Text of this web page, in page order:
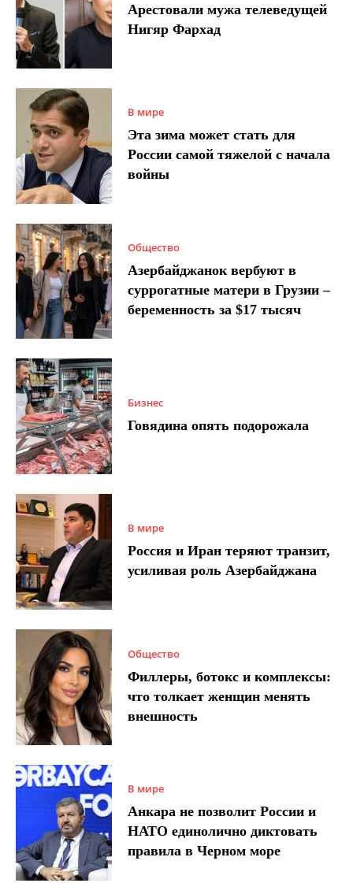
Арестовали мужа телеведущей
Нигяр Фархад
В мире
Эта зима может стать для
России самой тяжелой с начала
войны
Общество
Азербайджанок вербуют в
суррогатные матери в Грузии –
беременность за $17 тысяч
Бизнес
Говядина опять подорожала
В мире
Россия и Иран теряют транзит,
усиливая роль Азербайджана
Общество
Филлеры, ботокс и комплексы:
что толкает женщин менять
внешность
В мире
Анкара не позволит России и
НАТО единолично диктовать
правила в Черном море